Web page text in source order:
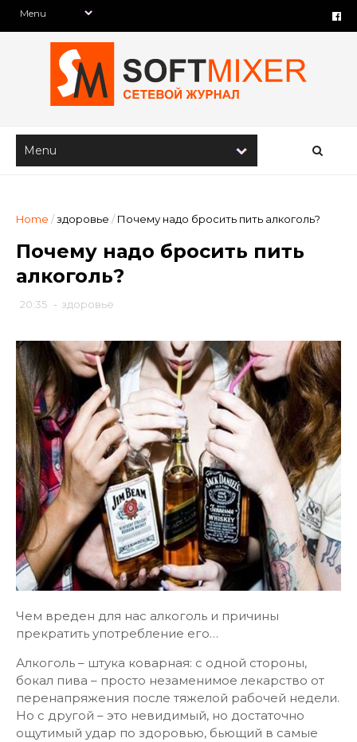
Home /здоровье / Почему надо бросить пить алкоголь?
Почему надо бросить пить
алкоголь?
20:35 - здоровье
Чем вреден для нас алкоголь и причины
прекратить употребление его…
Алкоголь – штука коварная: с одной стороны,
бокал пива – просто незаменимое лекарство от
перенапряжения после тяжелой рабочей недели.
Но с другой – это невидимый, но достаточно
ощутимый удар по здоровью, бьющий в самые